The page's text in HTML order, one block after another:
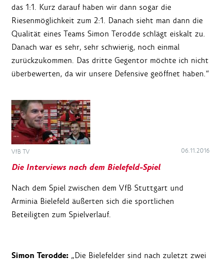
das 1:1. Kurz darauf haben wir dann sogar die
Riesenmöglichkeit zum 2:1. Danach sieht man dann die
Qualität eines Teams Simon Terodde schlägt eiskalt zu.
Danach war es sehr, sehr schwierig, noch einmal
zurückzukommen. Das dritte Gegentor möchte ich nicht
überbewerten, da wir unsere Defensive geöffnet haben.“
VfB TV 06.11.2016
Die Interviews nach dem Bielefeld-Spiel
Nach dem Spiel zwischen dem VfB Stuttgart und
Arminia Bielefeld äußerten sich die sportlichen
Beteiligten zum Spielverlauf.
Simon Terodde: „Die Bielefelder sind nach zuletzt zwei